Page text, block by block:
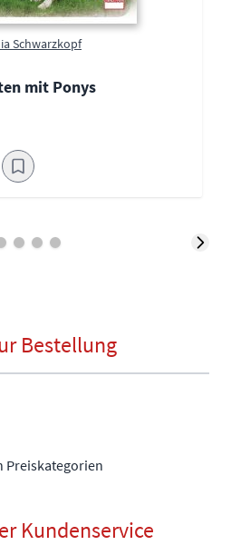
Schwarzkopf
mit Ponys
Bestellung
Preiskategorien
Kundenservice